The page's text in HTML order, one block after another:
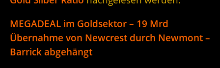
MEGADEAL im Goldsektor – 19 Mrd
Übernahme von Newcrest durch Newmont –
Barrick abgehängt